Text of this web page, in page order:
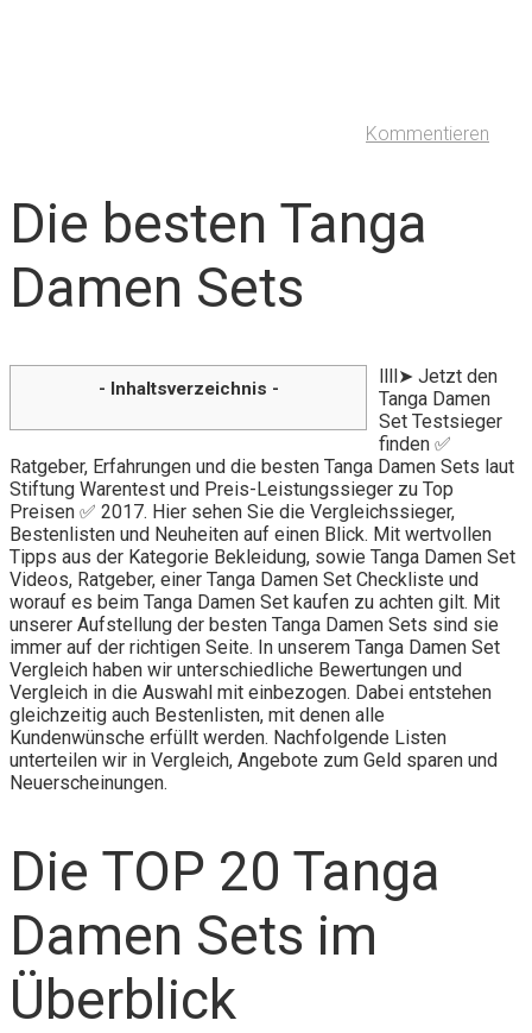
Kommentieren
Die besten Tanga
Damen Sets
- Inhaltsverzeichnis -
llll➤ Jetzt den
Tanga Damen
Set Testsieger
finden ✅
Ratgeber, Erfahrungen und die besten Tanga Damen Sets laut
Stiftung Warentest und Preis-Leistungssieger zu Top
Preisen ✅ 2017. Hier sehen Sie die Vergleichssieger,
Bestenlisten und Neuheiten auf einen Blick. Mit wertvollen
Tipps aus der Kategorie Bekleidung, sowie Tanga Damen Set
Videos, Ratgeber, einer Tanga Damen Set Checkliste und
worauf es beim Tanga Damen Set kaufen zu achten gilt. Mit
unserer Aufstellung der besten Tanga Damen Sets sind sie
immer auf der richtigen Seite. In unserem Tanga Damen Set
Vergleich haben wir unterschiedliche Bewertungen und
Vergleich in die Auswahl mit einbezogen. Dabei entstehen
gleichzeitig auch Bestenlisten, mit denen alle
Kundenwünsche erfüllt werden. Nachfolgende Listen
unterteilen wir in Vergleich, Angebote zum Geld sparen und
Neuerscheinungen.
Die TOP 20 Tanga
Damen Sets im
Überblick